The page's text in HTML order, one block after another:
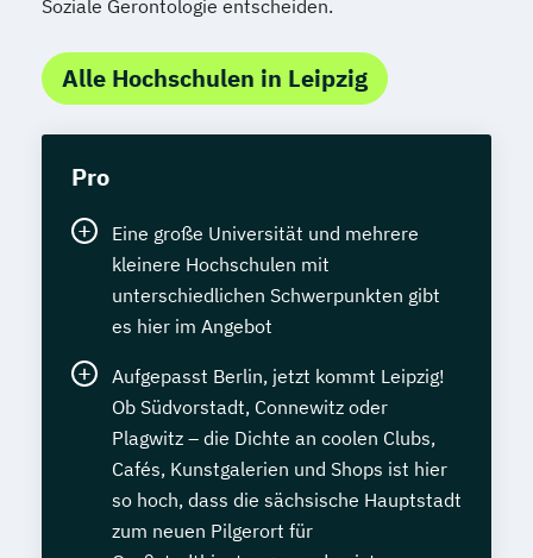
Soziale Gerontologie entscheiden.
Alle Hochschulen in Leipzig
Pro
Eine große Universität und mehrere
kleinere Hochschulen mit
unterschiedlichen Schwerpunkten gibt
es hier im Angebot
Aufgepasst Berlin, jetzt kommt Leipzig!
Ob Südvorstadt, Connewitz oder
Plagwitz – die Dichte an coolen Clubs,
Cafés, Kunstgalerien und Shops ist hier
so hoch, dass die sächsische Hauptstadt
zum neuen Pilgerort für